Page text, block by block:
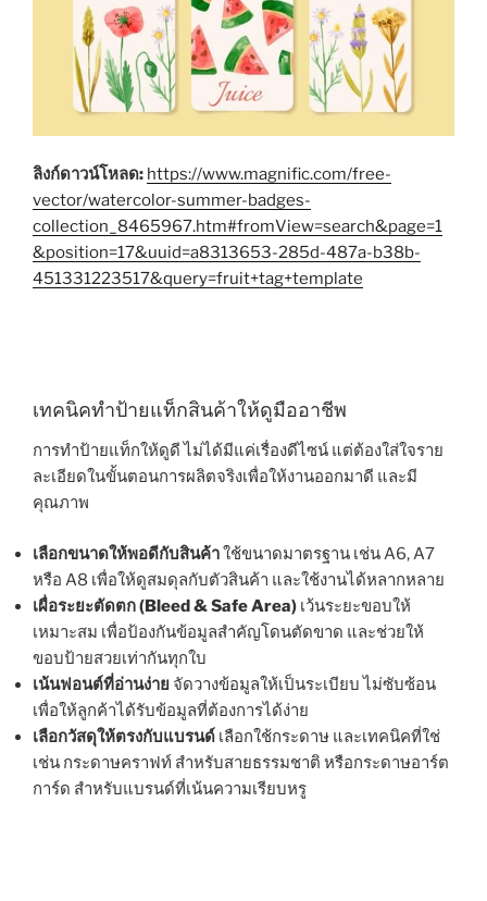
ลิงก์ดาวน์โหลด: https://www.magnific.com/free-
vector/watercolor-summer-badges-
collection_8465967.htm#fromView=search&page=1
&position=17&uuid=a8313653-285d-487a-b38b-
451331223517&query=fruit+tag+template
เทคนิคทำป้ายแท็กสินค้าให้ดูมืออาชีพ
การทำป้ายแท็กให้ดูดี ไม่ได้มีแค่เรื่องดีไซน์ แต่ต้องใส่ใจราย
ละเอียดในขั้นตอนการผลิตจริงเพื่อให้งานออกมาดี และมี
คุณภาพ
เลือกขนาดให้พอดีกับสินค้าใช้ขนาดมาตรฐาน เช่น A6, A7
หรือ A8 เพื่อให้ดูสมดุลกับตัวสินค้า และใช้งานได้หลากหลาย
เผื่อระยะตัดตก (Bleed & Safe Area) เว้นระยะขอบให้
เหมาะสม เพื่อป้องกันข้อมูลสำคัญโดนตัดขาด และช่วยให้
ขอบป้ายสวยเท่ากันทุกใบ
เน้นฟอนต์ที่อ่านง่าย จัดวางข้อมูลให้เป็นระเบียบ ไม่ซับซ้อน
เพื่อให้ลูกค้าได้รับข้อมูลที่ต้องการได้ง่าย
เลือกวัสดุให้ตรงกับแบรนด์ เลือกใช้กระดาษ และเทคนิคที่ใช่
เช่น กระดาษคราฟท์ สำหรับสายธรรมชาติ หรือกระดาษอาร์ต
การ์ด สำหรับแบรนด์ที่เน้นความเรียบหรู